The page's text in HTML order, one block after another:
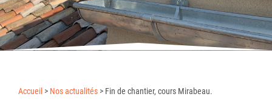
Accueil > Nos actualités > Fin de chantier, cours Mirabeau.